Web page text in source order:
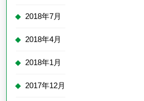
2018年7月
2018年4月
2018年1月
2017年12月